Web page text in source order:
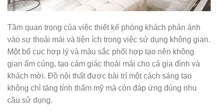
Tầm quan trọng của việc thiết kế phòng khách phản ánh
vào sự thoải mái và tiện ích trong việc sử dụng không gian.
Một bố cục hợp lý và màu sắc phối hợp tạo nên không
gian ấm cúng, tạo cảm giác thoải mái cho cả gia đình và
khách mời. Đồ nội thất được bài trí một cách sáng tạo
không chỉ tăng tính thẩm mỹ mà còn đáp ứng đúng nhu
cầu sử dụng.